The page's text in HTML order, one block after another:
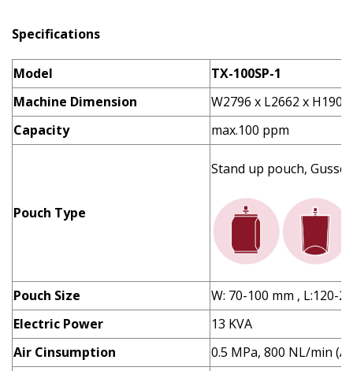
Specifications
Model
TX-100SP-1
Machine Dimension
W2796 x L2662 x H1900
Capacity
max.100 ppm
Pouch Type
Stand up pouch,
Pouch Size
W: 70-100 mm , L:120-
Electric Power
13 KVA
Air Cinsumption
0.5 MPa, 800 NL/min